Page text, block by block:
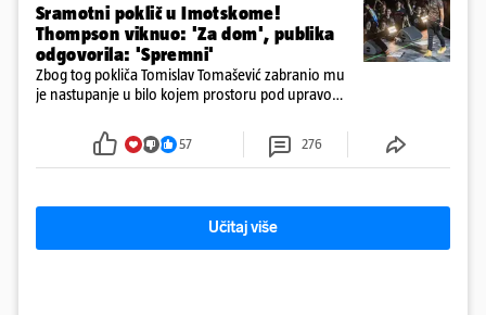
Sramotni poklič u Imotskome!
Thompson viknuo: 'Za dom', publika
odgovorila: 'Spremni'
Zbog tog pokliča Tomislav Tomašević zabranio mu
je nastupanje u bilo kojem prostoru pod upravom
57 276
Učitaj više